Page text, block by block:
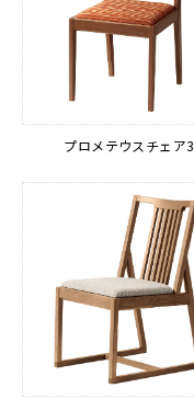
プロメテウスチェア3